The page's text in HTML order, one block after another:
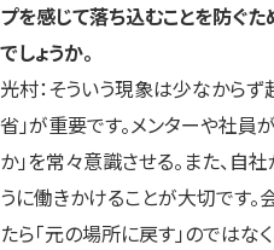
プを感じて落ち込むことを防ぐた
でしょうか。
光村：そういう現象は少なからず
省」が重要です。メンターや社員
か」を常々意識させる。また、自
うに働きかけることが大切です。
たら「元の場所に戻す」のではな